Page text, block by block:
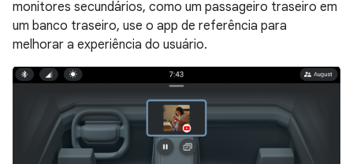
monitores secundários, como um passageiro traseiro em
um banco traseiro, use o app de referência para
melhorar a experiência do usuário.